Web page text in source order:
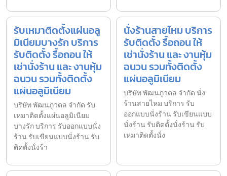
รับเหมาติดตั้งแผ่นอลู
มิเนียมบางรัก บริการ
รับติดตั้ง รื้อถอน ให้
เช่านั่งร้าน และ งานหุ้ม
ฉนวน รวมทั้งติดตั้ง
แผ่นอลูมิเนียม
บริษัท พัฒนภูวดล จำกัด รับ
เหมาติดตั้งแผ่นอลูมิเนียม
บางรัก บริการ รับออกแบบนั่ง
ร้าน รับเขียนแบบนั่งร้าน รับ
ติดตั้งนั่งร้า
นั่งร้านสายไหม บริการ
รับติดตั้ง รื้อถอน ให้
เช่านั่งร้าน และ งานหุ้ม
ฉนวน รวมทั้งติดตั้ง
แผ่นอลูมิเนียม
บริษัท พัฒนภูวดล จำกัด นั่ง
ร้านสายไหม บริการ รับ
ออกแบบนั่งร้าน รับเขียนแบบ
นั่งร้าน รับติดตั้งนั่งร้าน รับ
เหมาติดตั้งนั่ง